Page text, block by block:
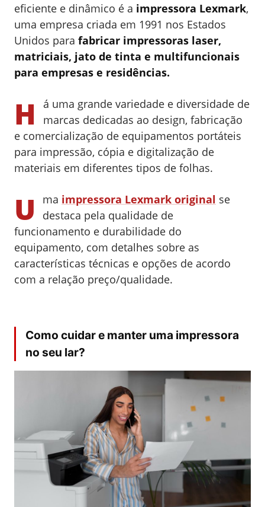
eficiente e dinâmico é a impressora Lexmark,
uma empresa criada em 1991 nos Estados
Unidos para fabricar impressoras laser,
matriciais, jato de tinta e multifuncionais
para empresas e residências.
H
á uma grande variedade e diversidade de
marcas dedicadas ao design, fabricação
e comercialização de equipamentos portáteis
para impressão, cópia e digitalização de
materiais em diferentes tipos de folhas.
U ma impressora Lexmark original se
destaca pela qualidade de
funcionamento e durabilidade do
equipamento, com detalhes sobre as
características técnicas e opções de acordo
com a relação preço/qualidade.
Como cuidar e manter uma impressora
no seu lar?